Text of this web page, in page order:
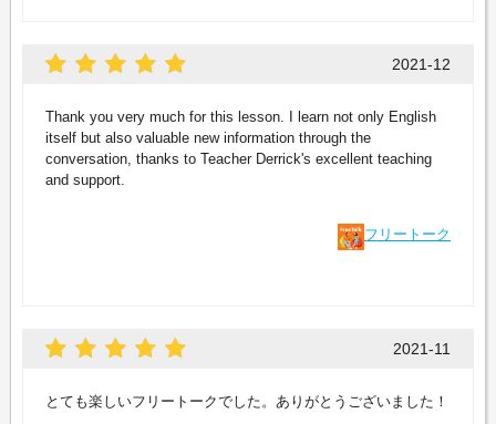
2021-12
Thank you very much for this lesson. I learn not only English
itself but also valuable new information through the
conversation, thanks to Teacher Derrick's excellent teaching
and support.
フリートーク
2021-11
とても楽しいフリートークでした。ありがとうございました！